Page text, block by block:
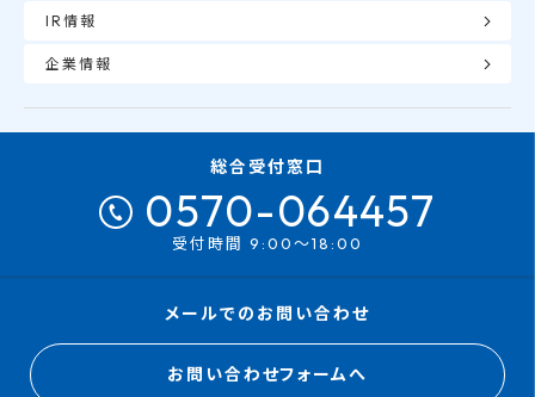
IR情報
企業情報
総合受付窓口
0570-064457
受付時間 9:00～18:00
メールでのお問い合わせ
お問い合わせフォームへ